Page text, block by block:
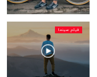
فیلم سینما